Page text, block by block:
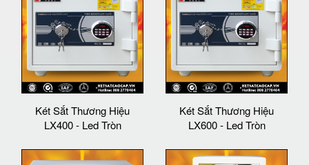
Két Sắt Thương Hiệu
LX400 - Led Tròn
Két Sắt Thương Hiệu
LX600 - Led Tròn